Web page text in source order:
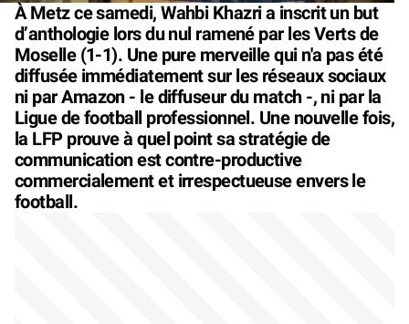
À Metz ce samedi, Wahbi Khazri a inscrit un but
d’anthologie lors du nul ramené par les Verts de
Moselle (1-1). Une pure merveille qui n'a pas été
diffusée immédiatement sur les réseaux sociaux
ni par Amazon - le diffuseur du match -, ni par la
Ligue de football professionnel. Une nouvelle fois,
la LFP prouve à quel point sa stratégie de
communication est contre-productive
commercialement et irrespectueuse envers le
football.